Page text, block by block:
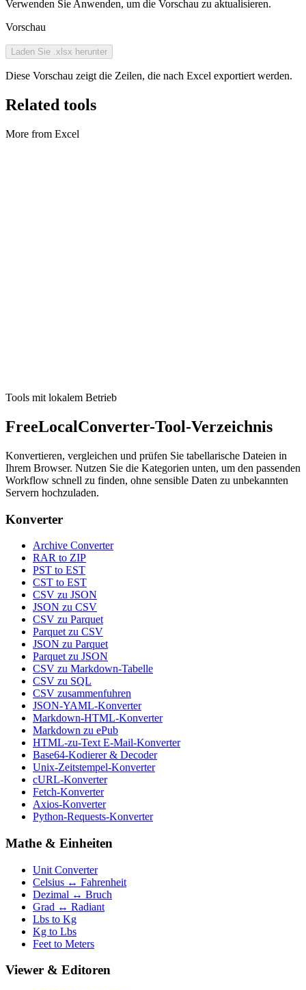
Verwenden Sie Anwenden, um die Vorschau zu aktualisieren.
Vorschau
Laden Sie .xlsx herunter
Diese Vorschau zeigt die Zeilen, die nach Excel exportiert werden.
Related tools
More from Excel
Tools mit lokalem Betrieb
FreeLocalConverter-Tool-Verzeichnis
Konvertieren, vergleichen und prüfen Sie tabellarische Dateien in
Ihrem Browser. Nutzen Sie die Kategorien unten, um den passenden
Workflow schnell zu finden, ohne sensible Daten zu unbekannten
Servern hochzuladen.
Konverter
Archive Converter
RAR to ZIP
PST to EST
CST to EST
CSV zu JSON
JSON zu CSV
CSV zu Parquet
Parquet zu CSV
JSON zu Parquet
Parquet zu JSON
CSV zu Markdown-Tabelle
CSV zu SQL
CSV zusammenfuhren
JSON-YAML-Konverter
Markdown-HTML-Konverter
Markdown zu ePub
HTML-zu-Text E-Mail-Konverter
Base64-Kodierer & Decoder
Unix-Zeitstempel-Konverter
cURL-Konverter
Fetch-Konverter
Axios-Konverter
Python-Requests-Konverter
Mathe & Einheiten
Unit Converter
Celsius ↔ Fahrenheit
Dezimal ↔ Bruch
Grad ↔ Radiant
Lbs to Kg
Kg to Lbs
Feet to Meters
Viewer & Editoren